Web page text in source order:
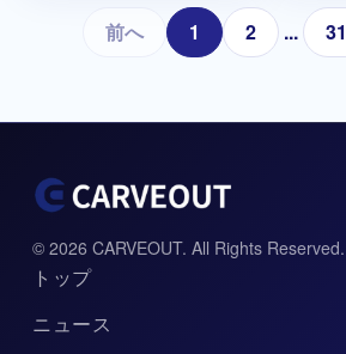
前へ 1 2 ... 31
© 2026 CARVEOUT. All Rights Reserved.
トップ
ニュース